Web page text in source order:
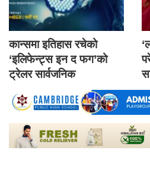
कान्समा इतिहास रचेको
‘इलिफेन्ट्स इन द फग’को
ट्रेलर सार्वजनिक